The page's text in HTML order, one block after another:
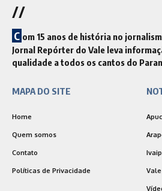
//
C om 15 anos de história no
Jornal Repórter do Vale leva
qualidade a todos os cantos do
MAPA DO SITE
Home
Quem somos
Contato
Políticas de Privacidade